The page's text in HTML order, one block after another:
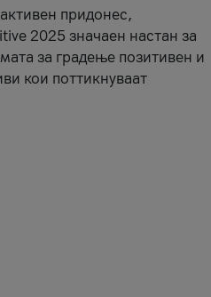
придонес,
2025 значаен настан за
за градење позитивен и
кои поттикнуваат